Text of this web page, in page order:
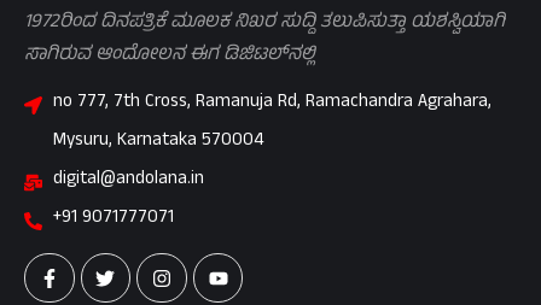
1972ರಿಂದ ದಿನಪತ್ರಿಕೆ ಮೂಲಕ ನಿಖರ ಸುದ್ದಿ ತಲುಪಿಸುತ್ತಾ ಯಶಸ್ವಿಯಾಗಿ
ಸಾಗಿರುವ ಆಂದೋಲನ ಈಗ ಡಿಜಿಟಲ್‌ನಲ್ಲಿ
no 777, 7th Cross, Ramanuja Rd, Ramachandra Agrahara,
Mysuru, Karnataka 570004
digital@andolana.in
+91 9071777071